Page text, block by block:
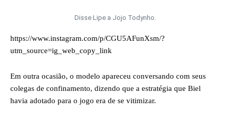
Disse Lipe a Jojo Todynho.
https://www.instagram.com/p/CGU5AFunXsm/?
utm_source=ig_web_copy_link
Em outra ocasião, o modelo apareceu conversando com seus
colegas de confinamento, dizendo que a estratégia que Biel
havia adotado para o jogo era de se vitimizar.